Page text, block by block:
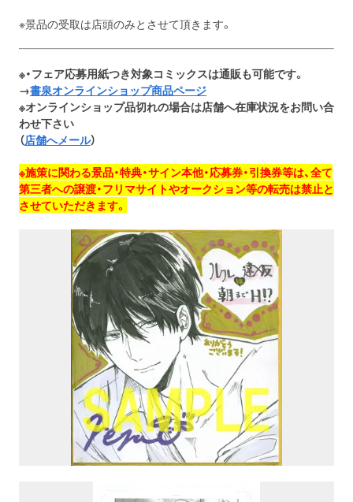
※景品の受取は店頭のみとさせて頂きます。
※・フェア応募用紙つき対象コミックスは通販も可能です。
→書泉オンラインショップ商品ページ
※オンラインショップ品切れの場合は店舗へ在庫状況をお問い合
わせ下さい
（店舗へメール）
※施策に関わる景品・特典・サイン本他・応募券・引換券等は、全て
第三者への譲渡・フリマサイトやオークション等の転売は禁止と
させていただきます。